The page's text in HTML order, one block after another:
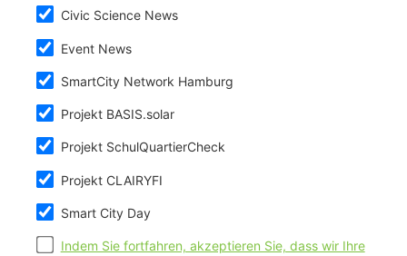
Civic Science News
Event News
SmartCity Network Hamburg
Projekt BASIS.solar
Projekt SchulQuartierCheck
Projekt CLAIRYFI
Smart City Day
Indem Sie fortfahren, akzeptieren Sie, dass wir Ihre